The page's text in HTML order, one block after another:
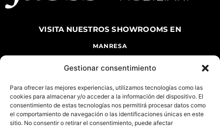
Gestionar consentimiento
Para ofrecer las mejores experiencias, utilizamos tecnologías como las
cookies para almacenar y/o acceder a la información del dispositivo. El
consentimiento de estas tecnologías nos permitirá procesar datos como
el comportamiento de navegación o las identificaciones únicas en este
sitio. No consentir o retirar el consentimiento, puede afectar
VISITA NUESTROSSHOWROOMS EN
MANRESA
TEL. 938735266
DE LUNES A VIERNES DE 9 A 13 H Y DE 16 A
SÁBADO DE 10 A 14 H
BARCELONA